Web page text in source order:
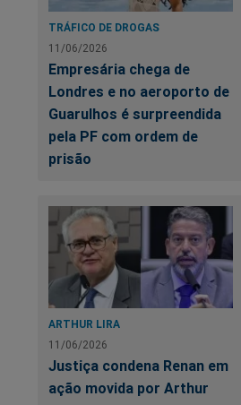
TRÁFICO DE DROGAS
11/06/2026
Empresária chega de
Londres e no aeroporto de
Guarulhos é surpreendida
pela PF com ordem de
prisão
ARTHUR LIRA
11/06/2026
Justiça condena Renan em
ação movida por Arthur